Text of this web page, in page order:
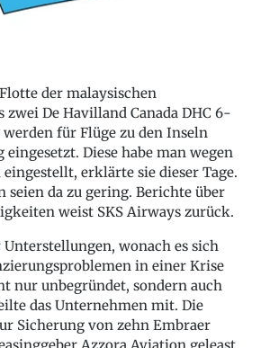
der malaysischen
zwei De Havilland Canada DHC 6-
für Flüge zu den Inseln
eingesetzt. Diese habe man wegen
erklärte sie dieser Tage.
seien da zu gering. Berichte über
weist SKS Airways zurück.
Unterstellungen, wonach es sich
in einer Krise
nur unbegründet, sondern auch
das Unternehmen mit. Die
Sicherung von zehn Embraer